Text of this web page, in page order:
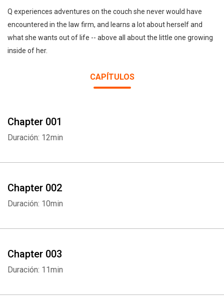
Q experiences adventures on the couch she never would have
encountered in the law firm, and learns a lot about herself and
what she wants out of life -- above all about the little one growing
inside of her.
CAPÍTULOS
Chapter 001
Duración: 12min
Chapter 002
Duración: 10min
Chapter 003
Duración: 11min